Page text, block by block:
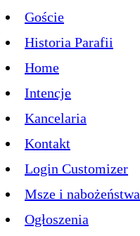
Goście
Historia Parafii
Home
Intencje
Kancelaria
Kontakt
Login Customizer
Msze i nabożeństwa
Ogłoszenia